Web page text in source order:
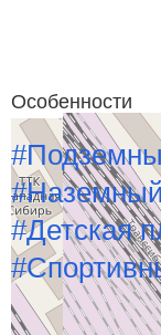
Особенности
#Детская